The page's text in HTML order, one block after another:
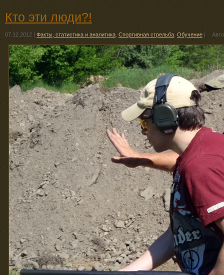
Кто эти люди?!
07.12.2012 Факты, статистика и аналитика Спортивная стрельба Обучение